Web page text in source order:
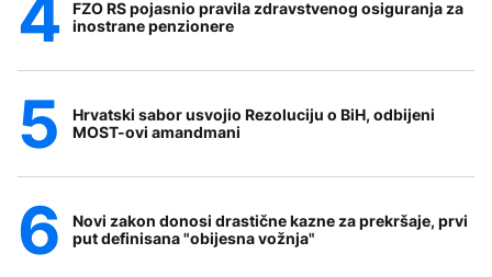
FZO RS pojasnio pravila zdravstvenog osiguranja za
inostrane penzionere
Hrvatski sabor usvojio Rezoluciju o BiH, odbijeni
MOST-ovi amandmani
Novi zakon donosi drastične kazne za prekršaje, prvi
put definisana "obijesna vožnja"